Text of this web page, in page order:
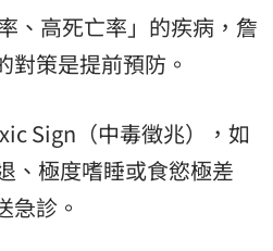
、高死亡率」的疾病，詹
對策是提前預防。
Sign（中毒徵兆），如
、極度嗜睡或食慾極差
急診。